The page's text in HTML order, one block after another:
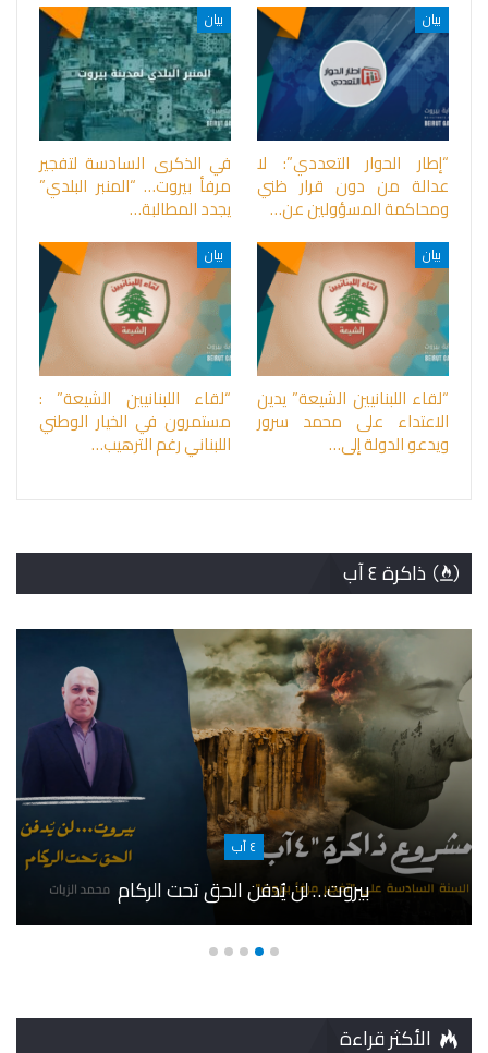
بيان
“إطار الحوار التعددي”: لا
عدالة من دون قرار ظني
ومحاكمة المسؤولين عن…
بيان
في الذكرى السادسة لتفجير
مرفأ بيروت… “المنبر البلدي”
يجدد المطالبة…
بيان
“لقاء اللبنانيين الشيعة” يدين
الاعتداء على محمد سرور
ويدعو الدولة إلى…
بيان
“لقاء اللبنانيين الشيعة” :
مستمرون في الخيار الوطني
اللبناني رغم الترهيب…
ذاكرة ٤ آب
٤ آب
بيروت… لن يُدفن الحق تحت الركام
الأكثر قراءة